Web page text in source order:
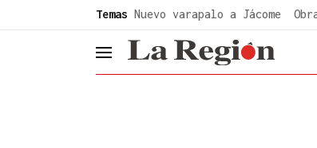
Temas Nuevo varapalo a Jácome
header.menu.open